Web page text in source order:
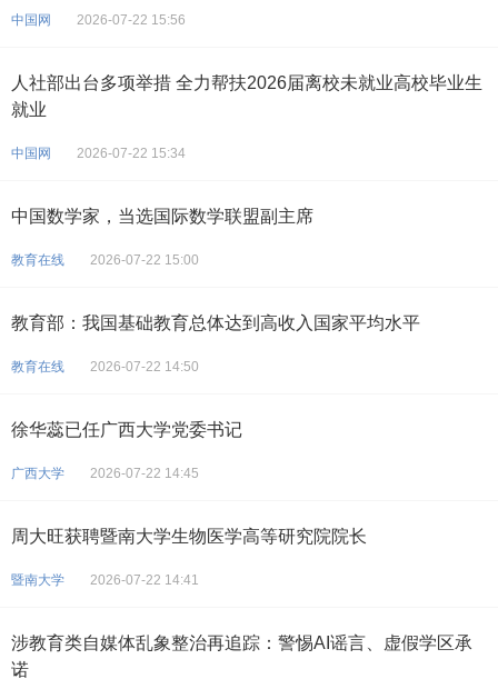
中国网 2026-07-22 15:56
人社部出台多项举措 全力帮扶2026届离校未就业高校毕业生
就业
中国网 2026-07-22 15:34
中国数学家，当选国际数学联盟副主席
教育在线 2026-07-22 15:00
教育部：我国基础教育总体达到高收入国家平均水平
教育在线 2026-07-22 14:50
徐华蕊已任广西大学党委书记
广西大学 2026-07-22 14:45
周大旺获聘暨南大学生物医学高等研究院院长
暨南大学 2026-07-22 14:41
涉教育类自媒体乱象整治再追踪：警惕AI谣言、虚假学区承
诺